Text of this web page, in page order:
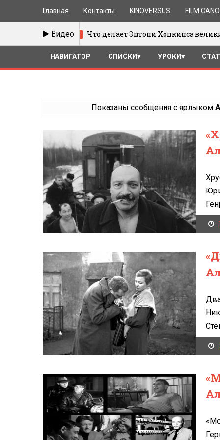
Главная Контакты KINOVERSUS FILM
Видео
Что делает Энтони Хопкинса великим
НАВИГАТОР СПИСКИ УРОКИ
Показаны сообщения с ярлыком